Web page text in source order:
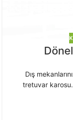
Dış
tretuvar